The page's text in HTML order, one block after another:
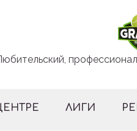
ЛИГИ